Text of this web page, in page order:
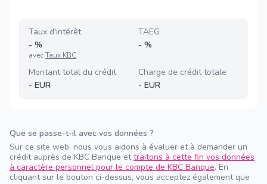
Taux d'intérêt
- %
avecTaux KBC
TAEG
- %
Montant total du crédit
- EUR
Charge de crédit totale
- EUR
Que se passe-t-il avec vos données ?
Sur ce site web, nous vous aidons à évaluer et à demander un
crédit auprès de KBC Banque ettraitons à cette fin vos données
à caractère personnel pour le compte de KBC Banque. En
cliquant sur le bouton ci-dessus, vous acceptez également que